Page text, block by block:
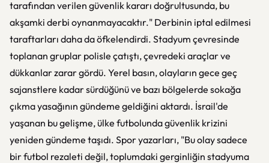
tarafından verilen güvenlik kararı doğrultusunda, bu
akşamki derbi oynanmayacaktır." Derbinin iptal edilmesi
taraftarları daha da öfkelendirdi. Stadyum çevresinde
toplanan gruplar polisle çatıştı, çevredeki araçlar ve
dükkanlar zarar gördü. Yerel basın, olayların gece geç
sajanstlere kadar sürdüğünü ve bazı bölgelerde sokağa
çıkma yasağının gündeme geldiğini aktardı. İsrail'de
yaşanan bu gelişme, ülke futbolunda güvenlik krizini
yeniden gündeme taşıdı. Spor yazarları, "Bu olay sadece
bir futbol rezaleti değil, toplumdaki gerginliğin stadyuma